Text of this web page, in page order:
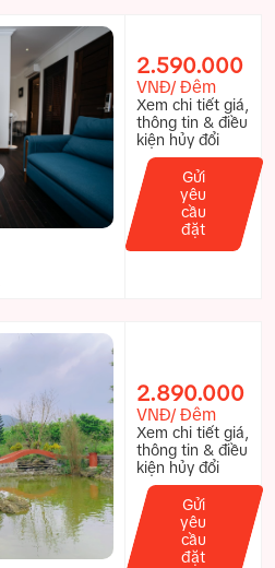
2.590.000
VNĐ/ Đêm
Xem chi tiết giá,
thông tin & điều
kiện hủy đổi
Gửi
yêu
cầu
đặt
2.890.000
VNĐ/ Đêm
Xem chi tiết giá,
thông tin & điều
kiện hủy đổi
Gửi
yêu
cầu
đặt